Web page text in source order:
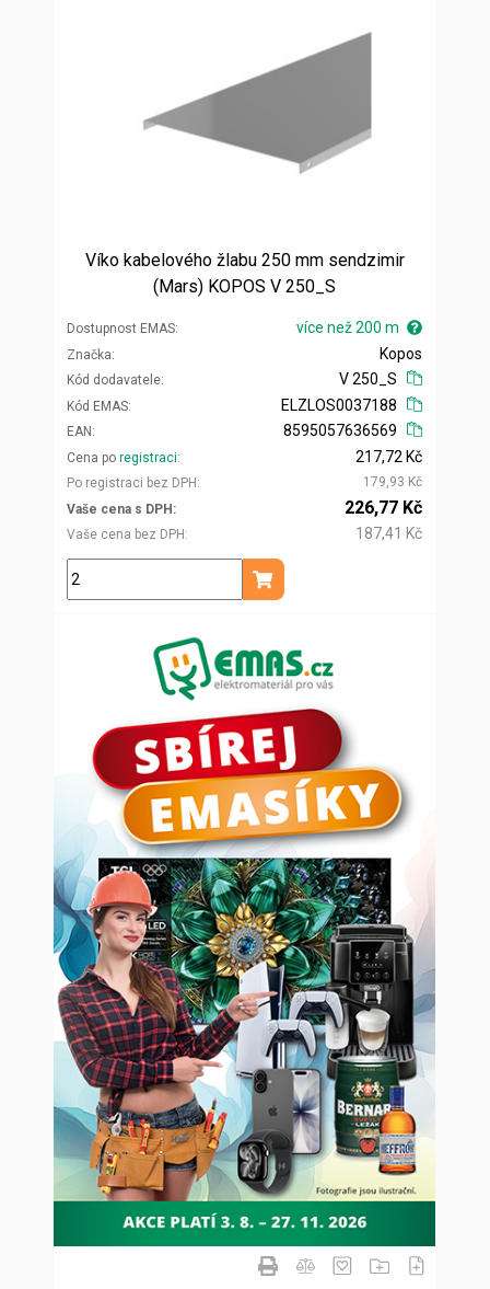
Víko kabelového žlabu 250 mm sendzimir
(Mars) KOPOS V 250_S
Dostupnost EMAS více než 200 m
Značka
Kód dodavatele
Kopos
V 250_S
Kód EMAS
EAN
ELZLOS0037188
8595057636569
Cena po registraci
Po registraci bez DPH
217,72 Kč
179,93 Kč
Vaše cena s DPH
Vaše cena bez DPH
226,77 Kč
187,41 Kč
m
Přidat do košíku